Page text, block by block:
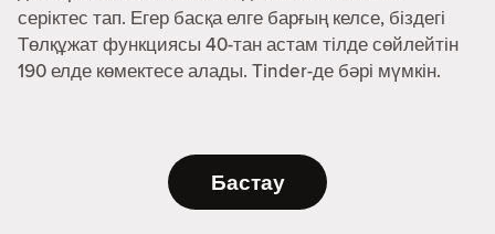
серіктес тап. Егер басқа елге барғың келсе, біздегі
Төлқұжат функциясы 40-тан астам тілде сөйлейтін
190 елде көмектесе алады. Tinder-де бәрі мүмкін.
Бастау